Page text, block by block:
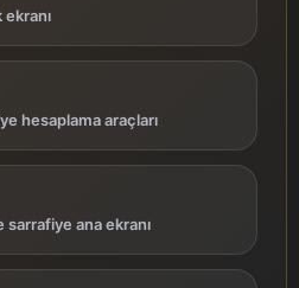
ekranı
hesaplama araçları
ana ekranı